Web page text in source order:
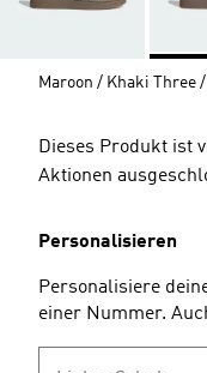
Maroon / Khaki Three
Dieses Produkt ist
Aktionen
Personalisieren
Personalisiere
einer Nummer.